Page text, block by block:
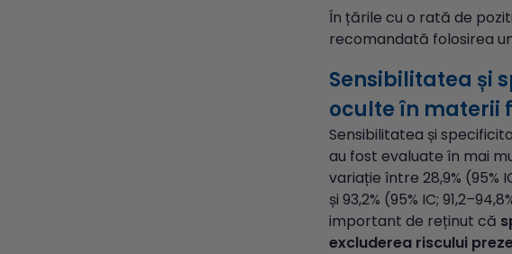
În țările cu o rată de
recomandată folosirea
Sensibilitatea și
oculte în materii
Sensibilitatea și
au fost evaluate în mai
variație între 28,9% (95%
și 93,2% (95% IC;
important de reținut că
excluderea riscului